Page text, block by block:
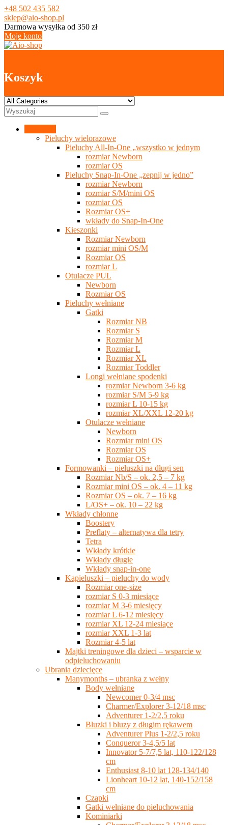
Skip
to
content
+48 502 435 582
sklep@aio-shop.pl
Darmowa wysyłka od 350 zł
Moje konto
Koszyk
Pieluchy wielorazowe
Pieluchy All-In-One „wszystko w jednym
rozmiar Newborn
rozmiar OS
Pieluchy Snap-In-One „zepnij w jedno”
rozmiar Newborn
rozmiar S/M/mini OS
rozmiar OS
Rozmiar OS+
wkłady do Snap-In-One
Kieszonki
Rozmiar Newborn
rozmiar mini OS/M
Rozmiar OS
rozmiar L
Otulacze PUL
Newborn
Rozmiar OS
Pieluchy wełniane
Gatki
Rozmiar NB
Rozmiar S
Rozmiar M
Rozmiar L
Rozmiar XL
Rozmiar Toddler
Longi wełniane spodenki
rozmiar Newborn 3-6 kg
rozmiar S/M 5-9 kg
rozmiar L 10-15 kg
rozmiar XL/XXL 12-20 kg
Otulacze wełniane
Newborn
Rozmiar mini OS
Rozmiar OS
Rozmiar OS+
Formowanki – pieluszki na długi sen
Rozmiar Nb/S – ok. 2,5 – 7 kg
Rozmiar mini OS – ok. 4 – 11 kg
Rozmiar OS – ok. 7 – 16 kg
L/OS+ – ok. 10 – 22 kg
Wkłady chłonne
Boostery
Preflaty – alternatywa dla tetry
Tetra
Wkłady krótkie
Wkłady długie
Wkłady snap-in-one
Kąpieluszki – pieluchy do wody
Rozmiar one-size
rozmiar S 0-3 miesiące
rozmiar M 3-6 miesięcy
rozmiar L 6-12 miesięcy
rozmiar XL 12-24 miesiące
rozmiar XXL 1-3 lat
Rozmiar 4-5 lat
Majtki treningowe dla dzieci – wsparcie w
odpieluchowaniu
Ubrania dziecięce
Manymonths – ubranka z wełny
Body wełniane
Newcomer 0-3/4 msc
Charmer/Explorer 3-12/18 msc
Adventurer 1-2/2,5 roku
Bluzki i bluzy z długim rękawem
Adventurer Plus 1-2/2,5 roku
Conqueror 3-4,5/5 lat
Innovator 5-7/7,5 lat, 110-122/128
cm
Enthusiast 8-10 lat 128-134/140
Lionheart 10-12 lat, 140-152/158
cm
Czapki
Gatki wełniane do pieluchowania
Kominiarki